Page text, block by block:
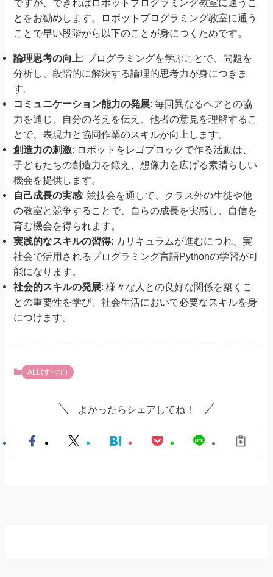
ですが、できればロボットプログラミング教室に通うこ
とをお勧めします。ロボットプログラミング教室に通う
ことで早い段階から以下のことが身につくためです。
論理思考の向上: プログラミングを学ぶことで、問題を
分析し、段階的に解決する論理的思考力が身につきま
す。
コミュニケーション能力の発展: 毎回異なるペアとの協
力を通じ、自分の考えを伝え、他者の意見を理解するこ
とで、表現力と協同作業のスキルが向上します。
創造力の刺激: ロボットをレゴブロックで作る活動は、
子どもたちの創造力を鍛え、想像力を広げる素晴らしい
機会を提供します。
自己成長の実感: 競技会を通して、クラス外の生徒や他
の教室と競争することで、自らの成長を実感し、自信を
育む機会を得られます。
実践的なスキルの習得: カリキュラムが進むにつれ、実
社会で活用されるプログラミング言語Pythonの学習が可
能になります。
社会的スキルの発展: 様々な人との良好な関係を築くこ
との重要性を学び、社会生活において必要なスキルを身
につけます。
ALL(すべて)
よかったらシェアしてね！